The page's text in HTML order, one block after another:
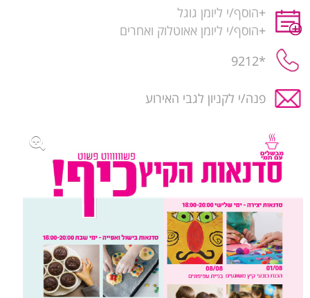
+הוסף/י ליומן גוגל
+הוסף/י ליומן אאוטלוק ואחרים
*9212
פנה/י לקניון לגבי האירוע